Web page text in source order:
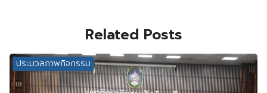
Related Posts
ประมวลภาพกิจกรรม